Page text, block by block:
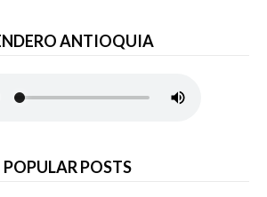
ANTIOQUIA
POPULAR POSTS